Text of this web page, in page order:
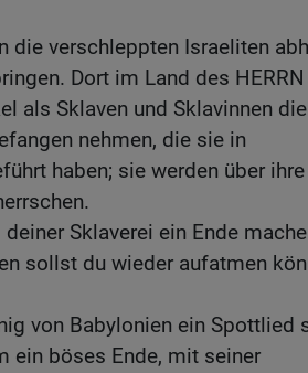
die verschleppten Israeliten
Dort im Land des
als Sklaven und Sklavinnen
nehmen, die sie in
haben; sie werden über ihre
Sklaverei ein Ende
sollst du wieder aufatmen
von Babylonien ein Spottlied
ein böses Ende, mit seiner